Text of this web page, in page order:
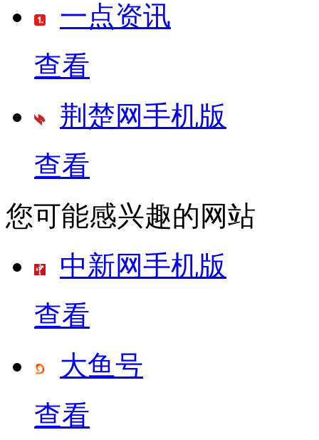
一点资讯
查看
荆楚网手机版
查看
您可能感兴趣的网站
中新网手机版
查看
大鱼号
查看